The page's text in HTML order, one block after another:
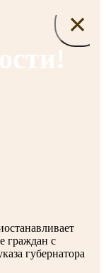
×
граждан с
губернатора